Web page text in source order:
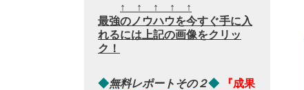
↑ ↑ ↑ ↑ ↑
最強のノウハウを今すぐ手に入
れるには上記の画像をクリッ
ク！
◆無料レポートその２◆
『成果